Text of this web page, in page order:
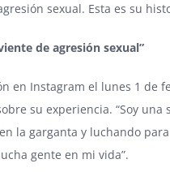
sexual. Esta es su
de agresión sexual”
en Instagram el lunes 1 de
su experiencia. “Soy
la garganta y luchando
gente en mi vida”.